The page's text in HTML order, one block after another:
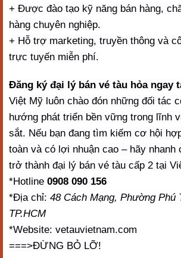
+ Được đào tạo kỹ năng bán hàng,
hàng chuyên nghiệp.
+ Hỗ trợ marketing, truyền thông và
trực tuyến miễn phí.
Đăng ký đại lý bán vé tàu hỏa ngay
Việt Mỹ luôn chào đón những đối tác
hướng phát triển bền vững trong lĩnh
sắt. Nếu bạn đang tìm kiếm cơ hội
toàn và có lợi nhuận cao – hãy nhanh
trở thành đại lý bán vé tàu cấp 2 tại
*Hotline 0908 090 156
*Địa chỉ: 48 Cách Mạng, Phường Phú
TP.HCM
*Website: vetauvietnam.com
===>ĐỪNG BỎ LỠ!